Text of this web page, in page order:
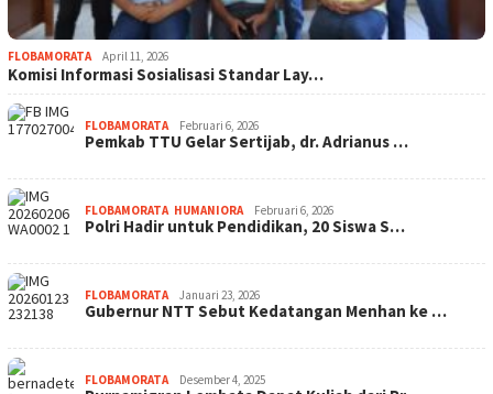
FLOBAMORATA April 11, 2026
Komisi Informasi Sosialisasi Standar Lay…
FLOBAMORATA Februari 6, 2026
Pemkab TTU Gelar Sertijab, dr. Adrianus …
FLOBAMORATA, HUMANIORA Februari 6, 2026
Polri Hadir untuk Pendidikan, 20 Siswa S…
FLOBAMORATA Januari 23, 2026
Gubernur NTT Sebut Kedatangan Menhan ke …
FLOBAMORATA Desember 4, 2025